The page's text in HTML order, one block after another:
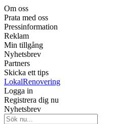
Om oss
Prata med oss
Pressinformation
Reklam
Min tillgång
Nyhetsbrev
Partners
Skicka ett tips
LokalRenovering
Logga in
Registrera dig nu
Nyhetsbrev